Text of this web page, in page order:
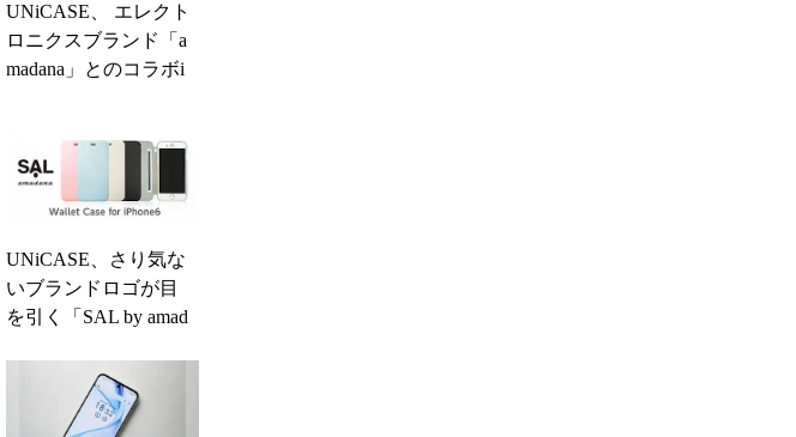
UNiCASE、 エレクト
ロニクスブランド「a
madana」とのコラボi
UNiCASE、さり気な
いブランドロゴが目
を引く「SAL by amad